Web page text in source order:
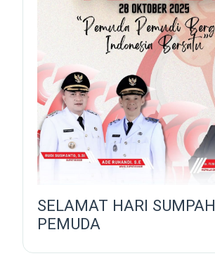
SELAMAT HARI SUMPAH
PEMUDA